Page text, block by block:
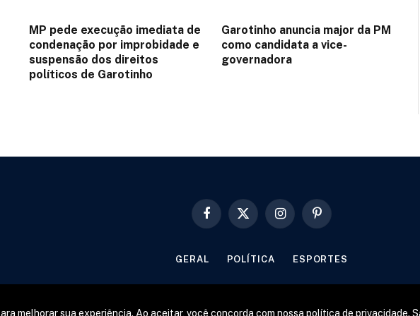
MP pede execução imediata de
condenação por improbidade e
suspensão dos direitos
políticos de Garotinho
Garotinho anuncia major da PM
como candidata a vice-
governadora
Facebook
X
InstagramPinterest
GERAL POLÍTICA ESPORTES
melhorar sua experiência. Ao aceitar, você concorda com nossa política de privacidade.